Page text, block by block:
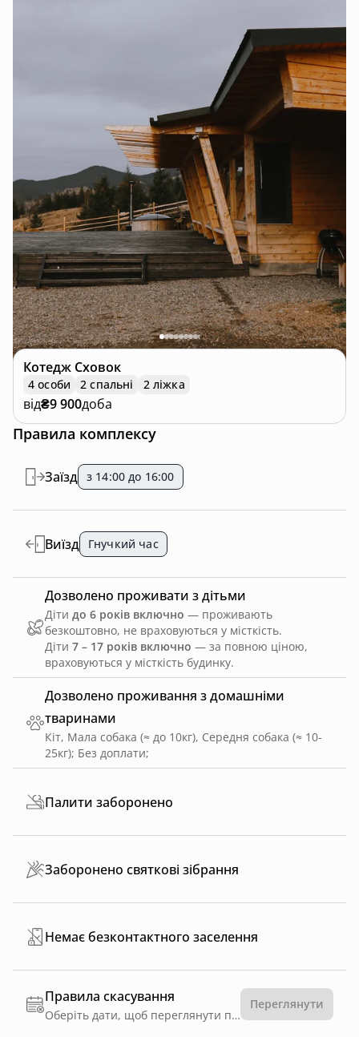
Котедж Сховок
4 особи 2 спальні 2 ліжка
від₴9 900доба
Правила комплексу
Дозволено проживання з домашніми
тваринами
Кіт, Мала собака (≈ до 10кг), Середня собака (≈ 10-
25кг); Без доплати;
Заїзд з 14:00 до 16:00
Виїзд Гнучкий час
Дозволено проживати з дітьми
Діти до 6 років включно — проживають
безкоштовно, не враховуються у місткість.
Діти 7 – 17 років включно — за повною ціною,
враховуються у місткість будинку.
Палити заборонено
Заборонено святкові зібрання
Немає безконтактного заселення
Правила скасування
Оберіть дати, щоб переглянути правила
Переглянути